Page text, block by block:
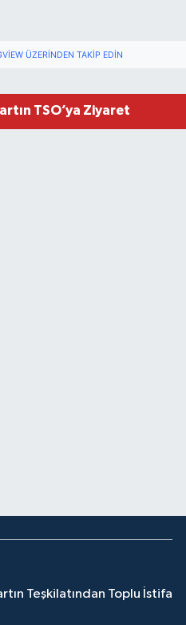
ÜZERINDEN TAKIP EDIN
TSO’ya Ziyaret
Teşkilatından Toplu İstifa